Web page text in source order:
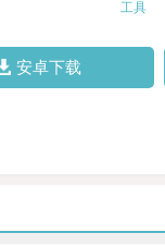
工具
安卓下载